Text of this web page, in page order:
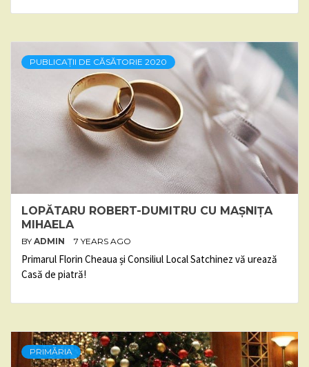
PUBLICAȚII DE CĂSĂTORIE 2020
LOPĂTARU ROBERT-DUMITRU CU MAȘNIȚA
MIHAELA
BY ADMIN 7 YEARS AGO
Primarul Florin Cheaua și Consiliul Local Satchinez vă urează
Casă de piatră!
PRIMĂRIA